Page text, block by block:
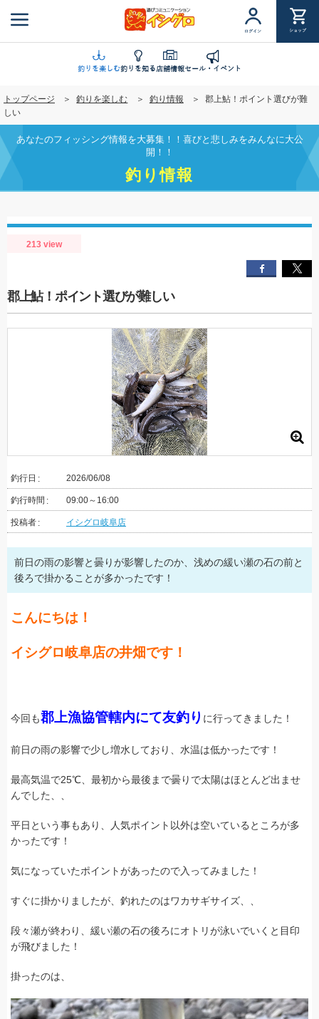
ン
ツ
移
動
ログイン ショップ
釣りを楽しむ釣りを知る店舗情報セール・イベント
トップページ 釣りを楽しむ 釣り情報
郡上鮎！ポイント選びが難
しい
あなたのフィッシング情報を大募集！！喜びと悲しみをみんなに大公
開！！
釣り情報
213 view
郡上鮎！ポイント選びが難しい
釣行日 2026/06/08
釣行時間 09:00～16:00
投稿者 イシグロ岐阜店
前日の雨の影響と曇りが影響したのか、浅めの緩い瀬の石の前と
後ろで掛かることが多かったです！
こんにちは！
イシグロ岐阜店の井畑です！
今回も郡上漁協管轄内にて友釣り に行ってきました！
前日の雨の影響で少し増水しており、水温は低かったです！
最高気温で25℃、最初から最後まで曇りで太陽はほとんど出ませ
んでした、、
平日という事もあり、人気ポイント以外は空いているところが多
かったです！
気になっていたポイントがあったので入ってみました！
すぐに掛かりましたが、釣れたのはワカサギサイズ、、
段々瀬が終わり、緩い瀬の石の後ろにオトリが泳いでいくと目印
が飛びました！
掛ったのは、